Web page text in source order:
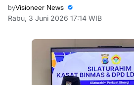
byVisioneer News
Rabu, 3 Juni 2026 17:14 WIB